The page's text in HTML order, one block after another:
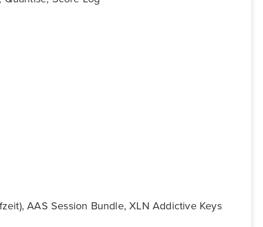
AAS Session Bundle, XLN Addictive Keys